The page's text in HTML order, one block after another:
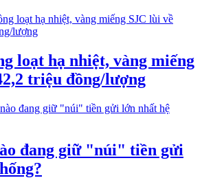
loạt hạ nhiệt, vàng miếng
triệu đồng/lượng
đang giữ "núi" tiền gửi